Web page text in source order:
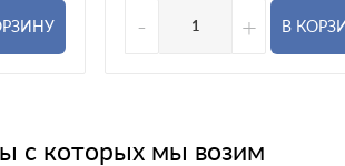
- + В
с которых мы возим